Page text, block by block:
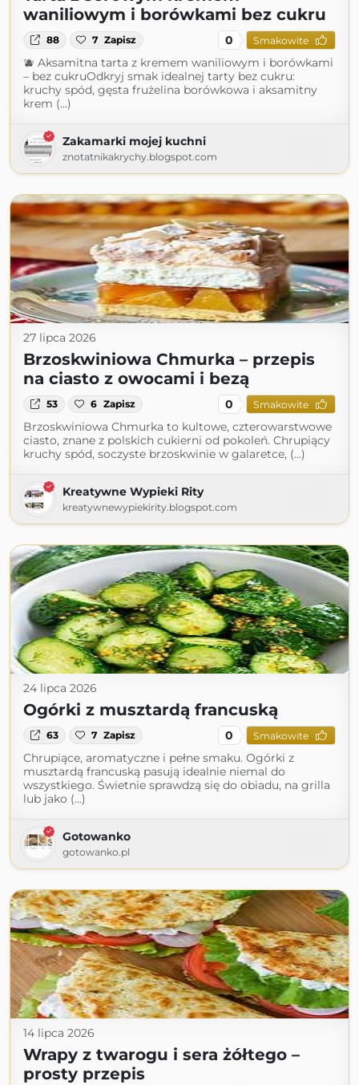
waniliowym i borówkami bez cukru
88 7 Zapisz 0 Smakowite
🫐 Aksamitna tarta z kremem waniliowym i borówkami
– bez cukruOdkryj smak idealnej tarty bez cukru:
kruchy spód, gęsta frużelina borówkowa i aksamitny
krem (...)
Zakamarki mojej kuchni
znotatnikakrychy.blogspot.com
27 lipca 2026
Brzoskwiniowa Chmurka – przepis
na ciasto z owocami i bezą
53 6 Zapisz 0 Smakowite
Brzoskwiniowa Chmurka to kultowe, czterowarstwowe
ciasto, znane z polskich cukierni od pokoleń. Chrupiący
kruchy spód, soczyste brzoskwinie w galaretce, (...)
Kreatywne Wypieki Rity
kreatywnewypiekirity.blogspot.com
24 lipca 2026
Ogórki z musztardą francuską
63 7 Zapisz 0 Smakowite
Chrupiące, aromatyczne i pełne smaku. Ogórki z
musztardą francuską pasują idealnie niemal do
wszystkiego. Świetnie sprawdzą się do obiadu, na grilla
lub jako (...)
Gotowanko
gotowanko.pl
14 lipca 2026
Wrapy z twarogu i sera żółtego –
prosty przepis